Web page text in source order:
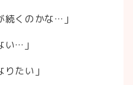
続くのかな…」
い…」
たい」